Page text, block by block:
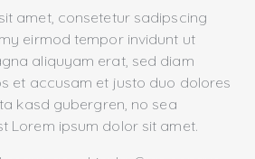
amet, consetetur sadipscing
eirmod tempor invidunt ut
aliquyam erat, sed diam
et accusam et justo duo dolores
kasd gubergren, no sea
Lorem ipsum dolor sit amet.